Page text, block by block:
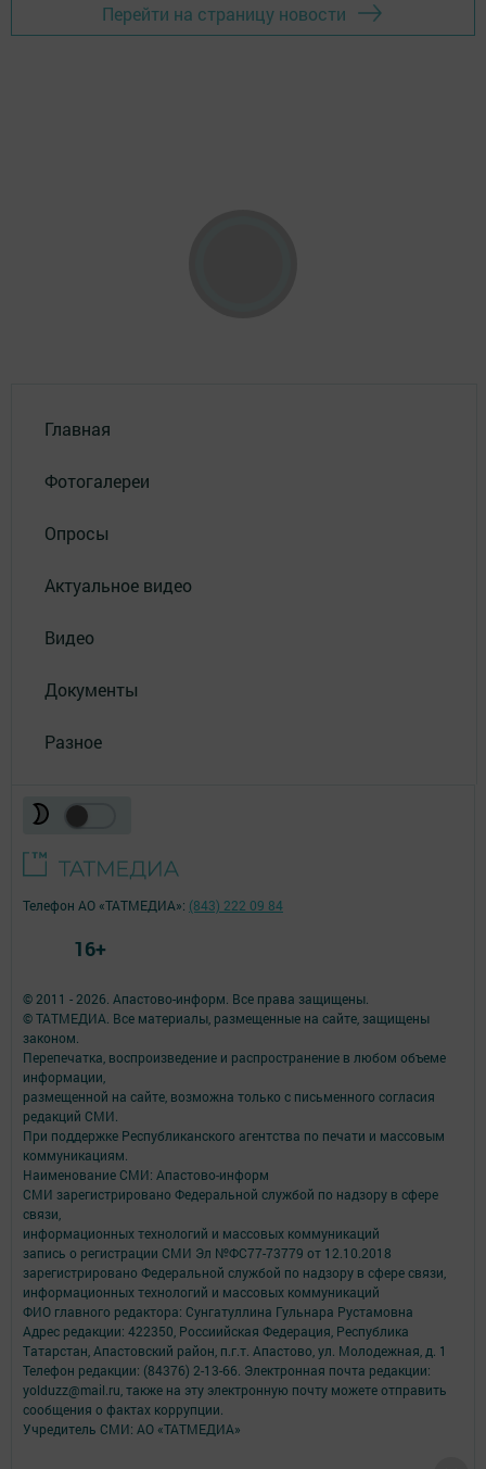
Перейти на страницу новости
Главная
Фотогалереи
Опросы
Актуальное видео
Видео
Документы
Разное
© 2011 - 2026. Апастово-информ. Все права защищены.
© ТАТМЕДИА. Все материалы, размещенные на сайте, защищены
законом.
Перепечатка, воспроизведение и распространение в любом объеме
информации,
размещенной на сайте, возможна только с письменного согласия
редакций СМИ.
При поддержке Республиканского агентства по печати и массовым
коммуникациям.
Наименование СМИ: Апастово-информ
СМИ зарегистрировано Федеральной службой по надзору в сфере
связи,
информационных технологий и массовых коммуникаций
запись о регистрации СМИ Эл №ФС77-73779 от 12.10.2018
зарегистрировано Федеральной службой по надзору в сфере связи,
информационных технологий и массовых коммуникаций
ФИО главного редактора: Сунгатуллина Гульнара Рустамовна
Адрес редакции: 422350, Россиийская Федерация, Республика
Татарстан, Апастовский район, п.г.т. Апастово, ул. Молодежная, д. 1
Телефон редакции: (84376) 2-13-66. Электронная почта редакции:
yolduzz@mail.ru, также на эту электронную почту можете отправить
сообщения о фактах коррупции.
Учредитель СМИ: АО «ТАТМЕДИА»
Телефон АО «ТАТМЕДИА»: (843) 222 09 84
16+